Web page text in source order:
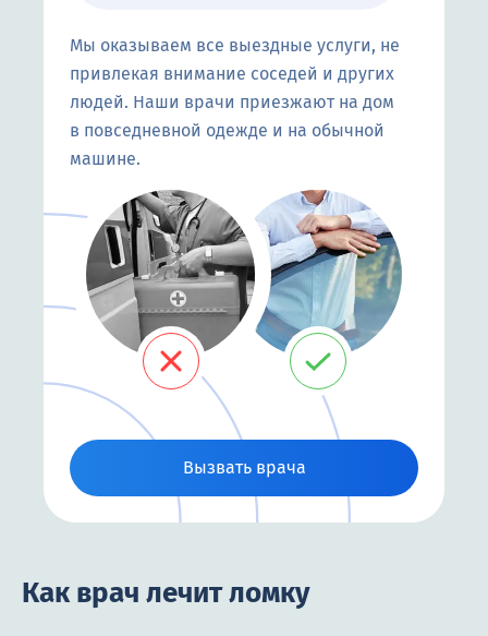
Мы оказываем все выездные услуги, не
привлекая внимание соседей и других
людей. Наши врачи приезжают на дом
в повседневной одежде и на обычной
машине.
Вызвать врача
Как врач лечит ломку